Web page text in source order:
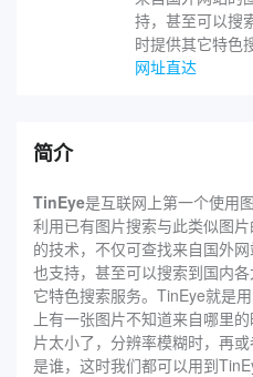
持，甚至可以搜
时提供其它特色
网址直达
简介
TinEye是互联网上第一个使用
利用已有图片搜索与此类似图
的技术，不仅可查找来自国外
也支持，甚至可以搜索到国内
它特色搜索服务。TinEye就是
上有一张图片不知道来自哪里
片太小了，分辨率模糊时，再
是谁，这时我们都可以用到